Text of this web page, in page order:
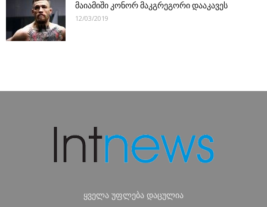
მაიამიში კონორ მაკგრეგორი დააკავეს
12/03/2019
ყველა უფლება დაცულია